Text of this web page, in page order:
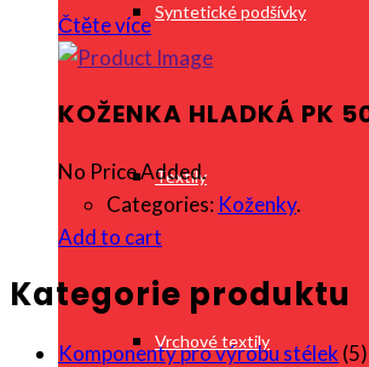
Syntetické podšívky
Textily
Vrchové textily
Čtěte více
KOŽENKA HLADKÁ PK
No Price Added.
Categories: Koženky.
Add to cart
Kategorie produktu
Komponenty pro výrobu stélek (5)